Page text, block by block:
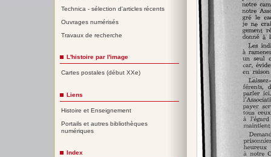
Technica - sélection d'articles récents
Ouvrages numérisés
Travaux de recherche
L'histoire par l'image
Cartes postales (début XXe)
Liens
Histoire et Enseignement
Portails et autres bibliothèques
numériques
Index